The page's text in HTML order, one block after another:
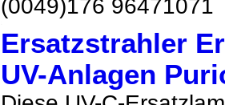
(0049)176
Ersatzstrahler
UV-Anlagen